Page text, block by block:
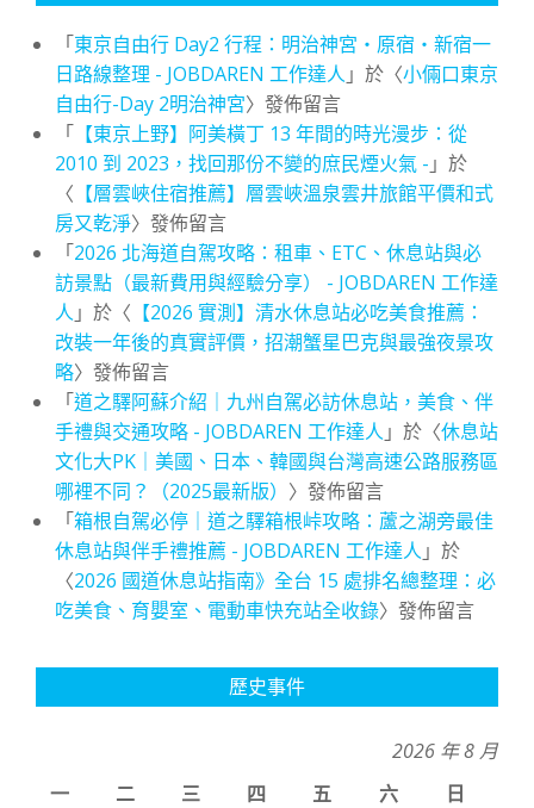
「東京自由行 Day2 行程：明治神宮・原宿・新宿一
日路線整理 - JOBDAREN 工作達人 」於〈小倆口東京
自由行-Day 2明治神宮〉發佈留言
「 【東京上野】阿美橫丁 13 年間的時光漫步：從
2010 到 2023，找回那份不變的庶民煙火氣 - 」於
〈 【層雲峽住宿推薦】層雲峽溫泉雲井旅館平價和式
房又乾淨〉發佈留言
「2026 北海道自駕攻略：租車、ETC、休息站與必
訪景點（最新費用與經驗分享） - JOBDAREN 工作達
人 」於〈 【2026 實測】清水休息站必吃美食推薦：
改裝一年後的真實評價，招潮蟹星巴克與最強夜景攻
略〉發佈留言
「道之驛阿蘇介紹｜九州自駕必訪休息站，美食、伴
手禮與交通攻略 - JOBDAREN 工作達人 」於〈休息站
文化大PK｜美國、日本、韓國與台灣高速公路服務區
哪裡不同？（2025最新版） 〉發佈留言
「箱根自駕必停｜道之驛箱根峠攻略：蘆之湖旁最佳
休息站與伴手禮推薦 - JOBDAREN 工作達人 」於
〈2026 國道休息站指南》全台 15 處排名總整理：必
吃美食、育嬰室、電動車快充站全收錄〉發佈留言
歷史事件
2026 年 8 月
一
二 三 四 五 六
日